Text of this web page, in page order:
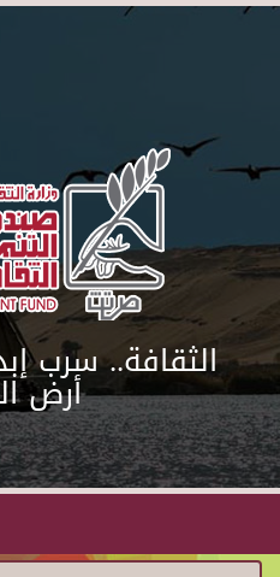
الثقافة.. سرب
أرض